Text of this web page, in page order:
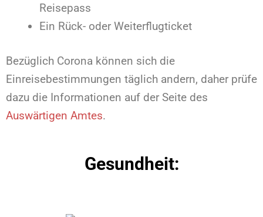
Reisepass
Ein Rück- oder Weiterflugticket
Bezüglich Corona können sich die
Einreisebestimmungen täglich andern, daher prüfe
dazu die Informationen auf der Seite des
Auswärtigen Amtes.
Gesundheit: